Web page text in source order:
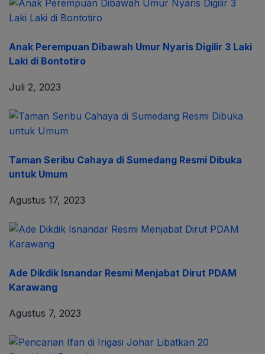
Anak Perempuan Dibawah Umur Nyaris Digilir 3 Laki
Laki di Bontotiro
Juli 2, 2023
Taman Seribu Cahaya di Sumedang Resmi Dibuka
untuk Umum
Agustus 17, 2023
Ade Dikdik Isnandar Resmi Menjabat Dirut PDAM
Karawang
Agustus 7, 2023